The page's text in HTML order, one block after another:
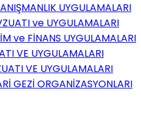
UYGULAMALARI
ve UYGULAMALARI
ve FİNANS UYGULAMALARI
VE UYGULAMALARI
VE UYGULAMALARI
GEZİ ORGANİZASYONLARI